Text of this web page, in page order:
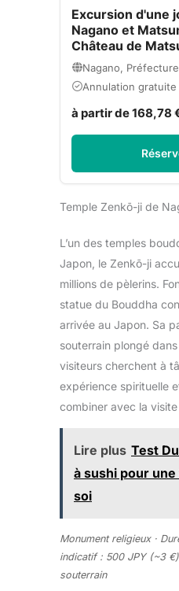
Excursion d'une
Nagano et
Château de
Nagano,
Annulation gratuite
à partir de 168,78
Temple Zenkō-ji de
L’un des temples
Japon, le Zenkō-ji
millions de pèlerins.
statue du Bouddha
arrivée au Japon. Sa
souterrain plongé
visiteurs cherchent à
expérience spirituelle
combiner avec la visite
Lire plus Test
à sushi pour
soi
Monument religieux ·
indicatif : 500 JPY (~3
souterrain